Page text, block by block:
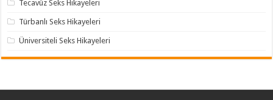
Tecavüz Seks Hikayeleri
Türbanlı Seks Hikayeleri
Üniversiteli Seks Hikayeleri